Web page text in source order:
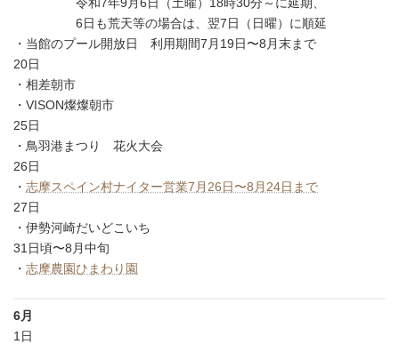
6日も荒天等の場合は、翌7日（日曜）に順延
・当館のプール開放日 利用期間7月19日〜8月末まで
20日
・相差朝市
・VISON燦燦朝市
25日
・鳥羽港まつり 花火大会
26日
・ 志摩スペイン村ナイター営業7月26日〜8月24日まで
27日
・伊勢河崎だいどこいち
31日頃〜8月中旬
・ 志摩農園ひまわり園
6月
1日